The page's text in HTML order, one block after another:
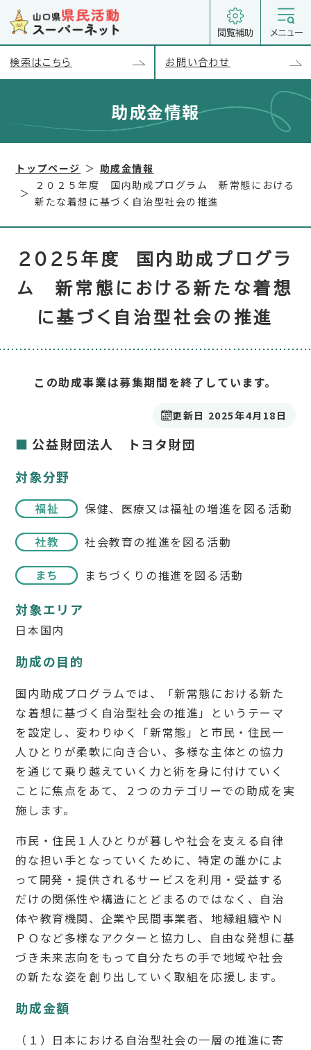
閲覧補助 メニュー
検索はこちら お問い合わせ
助成金情報
トップページ
助成金情報
２０２５年度 国内助成プログラム 新常態における
新たな着想に基づく自治型社会の推進
２０２５年度 国内助成プログラ
ム 新常態における新たな着想
に基づく自治型社会の推進
この助成事業は募集期間を終了しています。
更新日 2025年4月18日
公益財団法人 トヨタ財団
対象分野
保健、医療又は福祉の増進を図る活動
社会教育の推進を図る活動
まちづくりの推進を図る活動
対象エリア
日本国内
助成の目的
国内助成プログラムでは、「新常態における新た
な着想に基づく自治型社会の推進」というテーマ
を設定し、変わりゆく「新常態」と市民・住民一
人ひとりが柔軟に向き合い、多様な主体との協力
を通じて乗り越えていく力と術を身に付けていく
ことに焦点をあて、２つのカテゴリーでの助成を実
施します。
市民・住民１人ひとりが暮しや社会を支える自律
的な担い手となっていくために、特定の誰かによ
って開発・提供されるサービスを利用・受益する
だけの関係性や構造にとどまるのではなく、自治
体や教育機関、企業や民間事業者、地縁組織やＮ
ＰＯなど多様なアクターと協力し、自由な発想に基
づき未来志向をもって自分たちの手で地域や社会
の新たな姿を創り出していく取組を応援します。
助成金額
（１）日本における自治型社会の一層の推進に寄